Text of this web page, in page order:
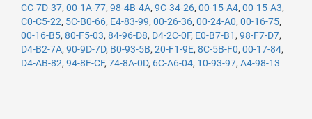
CC-7D-37, 00-1A-77, 98-4B-4A, 9C-34-26, 00-15-A4, 00-15-A3,
C0-C5-22, 5C-B0-66, E4-83-99, 00-26-36, 00-24-A0, 00-16-75,
00-16-B5, 80-F5-03, 84-96-D8, D4-2C-0F, E0-B7-B1 , 98-F7-D7,
D4-B2-7A, 90-9D-7D, B0-93-5B, 20-F1-9E, 8C-5B-F0, 00-17-84,
D4-AB-82, 94-8F-CF, 74-8A-0D, 6C-A6-04, 10-93-97, A4-98-13